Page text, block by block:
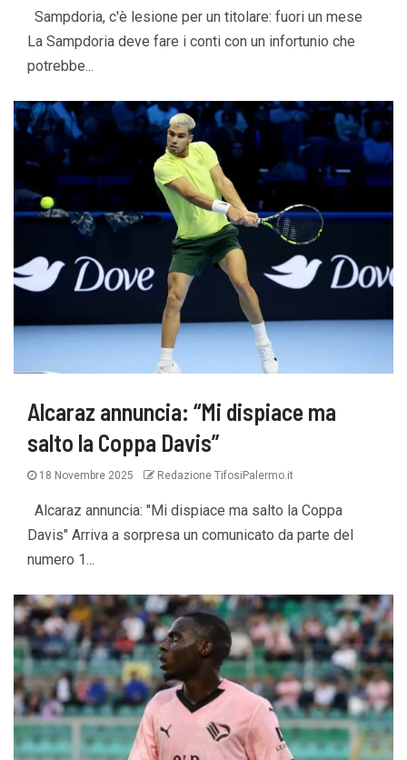
Sampdoria, c'è lesione per un titolare: fuori un mese
La Sampdoria deve fare i conti con un infortunio che
potrebbe...
Alcaraz annuncia: “Mi dispiace ma
salto la Coppa Davis”
18 Novembre 2025 Redazione TifosiPalermo.it
Alcaraz annuncia: "Mi dispiace ma salto la Coppa
Davis" Arriva a sorpresa un comunicato da parte del
numero 1...